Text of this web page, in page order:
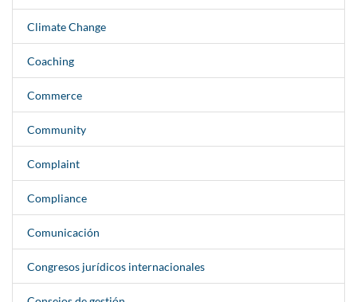
Climate Change
Coaching
Commerce
Community
Complaint
Compliance
Comunicación
Congresos jurídicos internacionales